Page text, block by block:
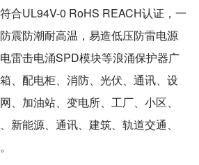
合UL94V-0 RoHS REACH认证，一
震防潮耐高温，易造低压防雷电源
雷击电涌SPD模块等浪涌保护器广
、配电柜、消防、光伏、通讯、设
、加油站、变电所、工厂、小区、
新能源、通讯、建筑、轨道交通、